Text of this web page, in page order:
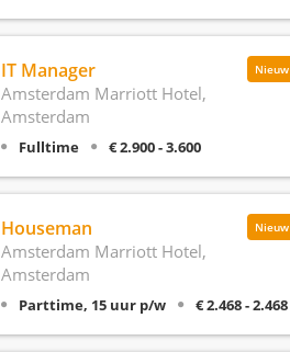
Nieuw
IT Manager
Amsterdam Marriott Hotel,
Amsterdam
Fulltime € 2.900 - 3.600
Nieuw
Houseman
Amsterdam Marriott Hotel,
Amsterdam
Parttime, 15 uur p/w € 2.468 - 2.468